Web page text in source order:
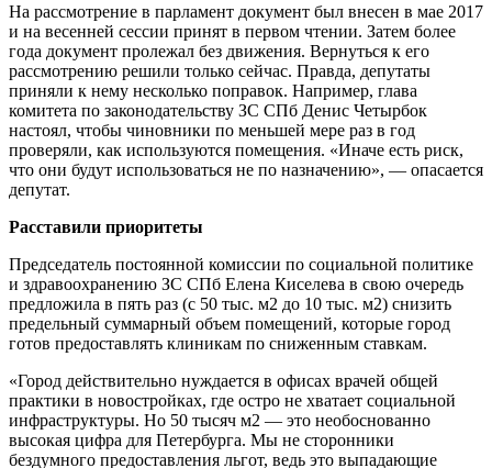
На рассмотрение в парламент документ был внесен в мае 2017
и на весенней сессии принят в первом чтении. Затем более
года документ пролежал без движения. Вернуться к его
рассмотрению решили только сейчас. Правда, депутаты
приняли к нему несколько поправок. Например, глава
комитета по законодательству ЗС СПб Денис Четырбок
настоял, чтобы чиновники по меньшей мере раз в год
проверяли, как используются помещения. «Иначе есть риск,
что они будут использоваться не по назначению», — опасается
депутат.
Расставили приоритеты
Председатель постоянной комиссии по социальной политике
и здравоохранению ЗС СПб Елена Киселева в свою очередь
предложила в пять раз (с 50 тыс. м2 до 10 тыс. м2) снизить
предельный суммарный объем помещений, которые город
готов предоставлять клиникам по сниженным ставкам.
«Город действительно нуждается в офисах врачей общей
практики в новостройках, где остро не хватает социальной
инфраструктуры. Но 50 тысяч м2 — это необоснованно
высокая цифра для Петербурга. Мы не сторонники
бездумного предоставления льгот, ведь это выпадающие